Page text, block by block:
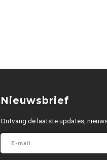
Nieuwsbrief
Ontvang de laatste updates,